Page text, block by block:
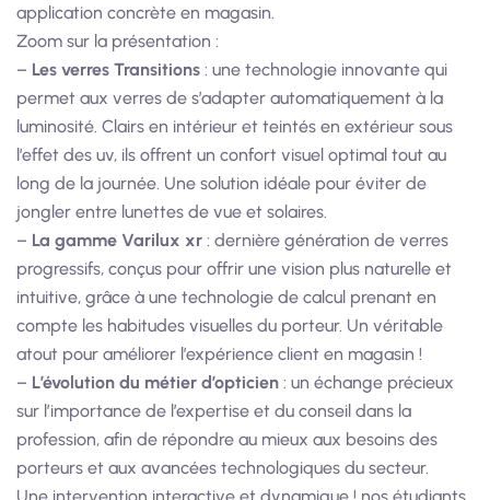
application concrète en magasin.
Zoom sur la présentation :
– Les verres Transitions : une technologie innovante qui
permet aux verres de s’adapter automatiquement à la
luminosité. Clairs en intérieur et teintés en extérieur sous
l’effet des uv, ils offrent un confort visuel optimal tout au
long de la journée. Une solution idéale pour éviter de
jongler entre lunettes de vue et solaires.
– La gamme Varilux xr : dernière génération de verres
progressifs, conçus pour offrir une vision plus naturelle et
intuitive, grâce à une technologie de calcul prenant en
compte les habitudes visuelles du porteur. Un véritable
atout pour améliorer l’expérience client en magasin !
– L’évolution du métier d’opticien : un échange précieux
sur l’importance de l’expertise et du conseil dans la
profession, afin de répondre au mieux aux besoins des
porteurs et aux avancées technologiques du secteur.